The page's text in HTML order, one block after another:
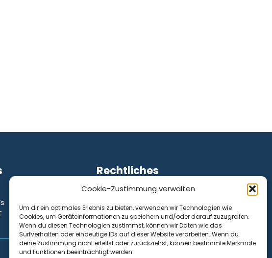
Cookie-Zustimmung verwalten
Um dir ein optimales Erlebnis zu bieten, verwenden wir Technologien wie
Cookies, um Geräteinformationen zu speichern und/oder darauf zuzugreifen.
Wenn du diesen Technologien zustimmst, können wir Daten wie das
Surfverhalten oder eindeutige IDs auf dieser Website verarbeiten. Wenn du
deine Zustimmung nicht erteilst oder zurückziehst, können bestimmte Merkmale
und Funktionen beeinträchtigt werden.
Rechtliches
Impressum
Cookie-Richtlinie (EU)